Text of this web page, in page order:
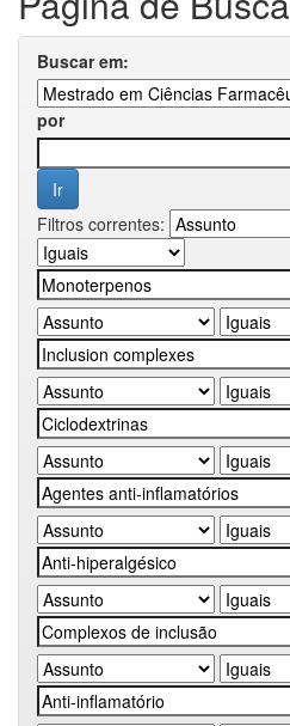
Buscar em:
por
Filtros correntes: